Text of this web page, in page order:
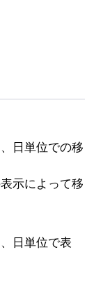
日単位での移
示によって移
日単位で表